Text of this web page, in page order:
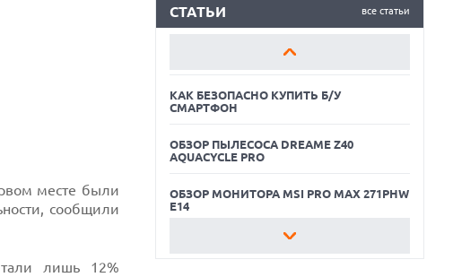
месте были
сообщили
лишь 12%
все статьи
СТАТЬИ
AQUACYCLE PRO
ОБЗОР МОНИТОРА MSI PRO MAX 271PHW
КАК БЕЗОПАСНО КУПИТЬ Б/У
СМАРТФОН
ОБЗОР ПЫЛЕСОСА DREAME Z40
AQUACYCLE PRO
ОБЗОР МОНИТОРА MSI PRO MAX 271PHW
E14
КАК БЕЗОПАСНО КУПИТЬ Б/У